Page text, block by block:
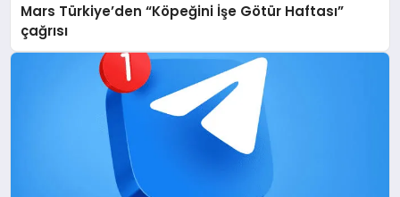
Mars Türkiye’den “Köpeğini İşe Götür Haftası”
çağrısı